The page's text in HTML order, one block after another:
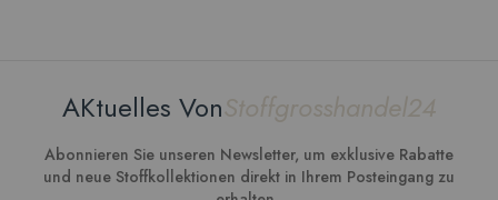
AKtuelles VonStoffgrosshandel24
Abonnieren Sie unseren Newsletter, um exklusive Rabatte
und neue Stoffkollektionen direkt in Ihrem Posteingang zu